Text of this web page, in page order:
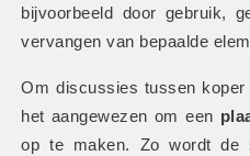
bijvoorbeeld door gebruik,
vervangen van bepaalde
Om discussies tussen
het aangewezen om een
op te maken. Zo wordt de